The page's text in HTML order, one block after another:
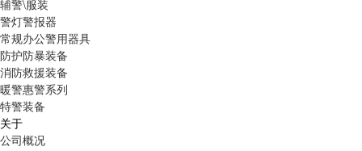
辅警\服装
警灯警报器
常规办公警用器具
防护防暴装备
消防救援装备
暖警惠警系列
特警装备
关于
公司概况